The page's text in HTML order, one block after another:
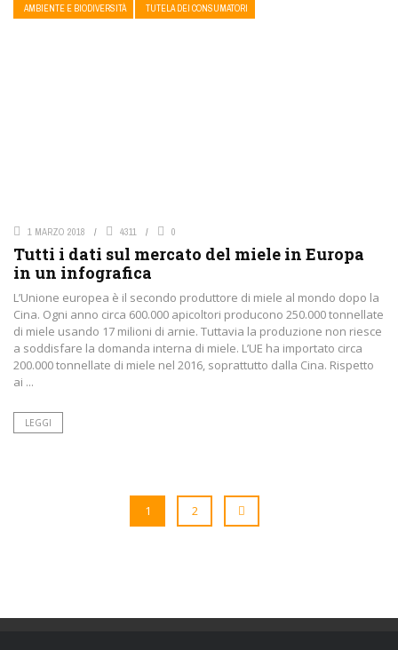
AMBIENTE E BIODIVERSITÀ TUTELA DEI CONSUMATORI
1 MARZO 2018 4311 0
Tutti i dati sul mercato del miele in Europa
in un infografica
L’Unione europea è il secondo produttore di miele al mondo dopo la
Cina. Ogni anno circa 600.000 apicoltori producono 250.000 tonnellate
di miele usando 17 milioni di arnie. Tuttavia la produzione non riesce
a soddisfare la domanda interna di miele. L’UE ha importato circa
200.000 tonnellate di miele nel 2016, soprattutto dalla Cina. Rispetto
ai ...
LEGGI
1 2